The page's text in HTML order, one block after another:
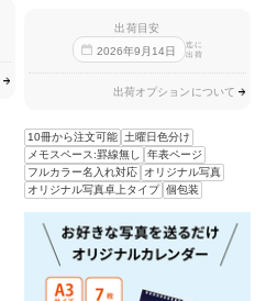
出荷目安
2026年9 月 14日
迄に
出荷
出荷オプションについて
10冊から注文可能
土曜日色分け
メモスペース:罫線無し
年表ページ
フルカラー名入れ対応
オリジナル写真
オリジナル写真卓上タイプ 個包装